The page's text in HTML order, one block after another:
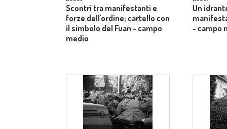
Scontri tra manifestanti e
forze dell'ordine; cartello con
il simbolo del Fuan - campo
medio
Un
- campo